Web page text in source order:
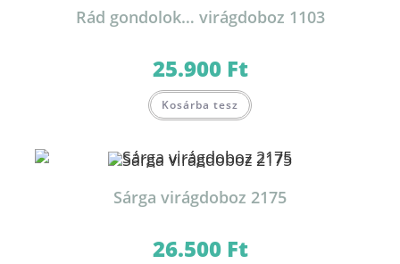
a
termékoldalon
Rád gondolok… virágdoboz 1103
25.900 Ft
Kosárba tesz
Sárga virágdoboz 2175
26.500 Ft